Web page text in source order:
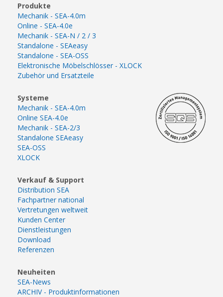
Produkte
Mechanik - SEA-4.0m
Online - SEA-4.0e
Mechanik - SEA-N / 2 / 3
Standalone - SEAeasy
Standalone - SEA-OSS
Elektronische Möbelschlösser - XLOCK
Zubehör und Ersatzteile
Systeme
Mechanik - SEA-4.0m
Online SEA-4.0e
Mechanik - SEA-2/3
Standalone SEAeasy
SEA-OSS
XLOCK
Verkauf & Support
Distribution SEA
Fachpartner national
Vertretungen weltweit
Kunden Center
Dienstleistungen
Download
Referenzen
Neuheiten
SEA-News
ARCHIV - Produktinformationen